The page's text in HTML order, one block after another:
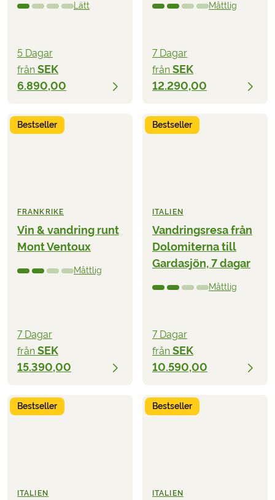
Lätt
5 Dagar
från SEK
6.890,00
Måttlig
7 Dagar
från SEK
12.290,00
Bestseller
FRANKRIKE
Vin & vandring runt
Mont Ventoux
Måttlig
7 Dagar
från SEK
15.390,00
Bestseller
ITALIEN
Vandringsresa från
Dolomiterna till
Gardasjön, 7 dagar
Måttlig
7 Dagar
från SEK
10.590,00
Bestseller
ITALIEN
Bestseller
ITALIEN